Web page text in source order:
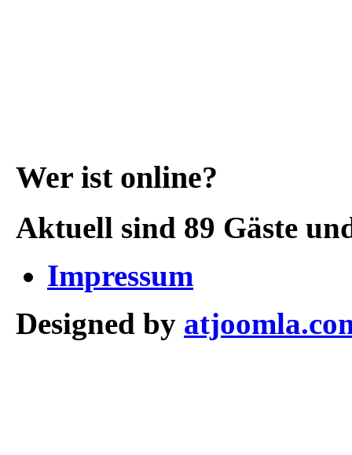
Wer ist online?
Aktuell sind 89 Gäste
Impressum
Designed by